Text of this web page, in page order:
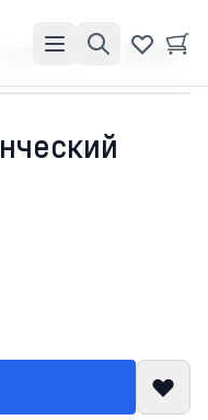
Обложка на студенческий «Преисполнился»